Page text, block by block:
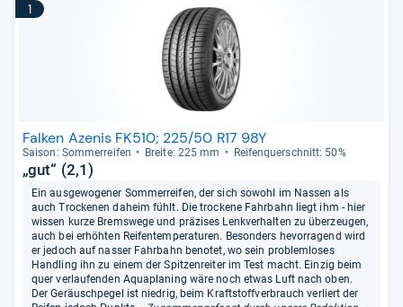
1
Falken Azenis FK510; 225/50 R17 98Y
Sai­son: Som­mer­rei­fen Breite: 225 mm Rei­fen­quer­schnitt: 50%
„gut“ (2,1)
Ein ausgewogener Sommerreifen, der sich sowohl im Nassen als
auch Trockenen daheim fühlt. Die trockene Fahrbahn liegt ihm - hier
wissen kurze Bremswege und präzises Lenkverhalten zu überzeugen,
auch bei erhöhten Reifentemperaturen. Besonders hevorragend wird
er jedoch auf nasser Fahrbahn benotet, wo sein problemloses
Handling ihn zu einem der Spitzenreiter im Test macht. Einzig beim
quer verlaufenden Aquaplaning wäre noch etwas Luft nach oben.
Der Geräuschpegel ist niedrig, beim Kraftstoffverbrauch verliert der